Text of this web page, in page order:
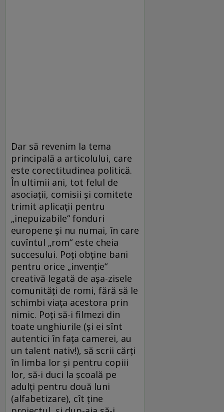
Dar să revenim la tema
principală a articolului, care
este corectitudinea politică.
În ultimii ani, tot felul de
asociații, comisii și comitete
trimit aplicații pentru
„inepuizabile“ fonduri
europene și nu numai, în care
cuvîntul „rom“ este cheia
succesului. Poți obține bani
pentru orice „invenție“
creativă legată de așa-zisele
comunități de romi, fără să le
schimbi viața acestora prin
nimic. Poți să-i filmezi din
toate unghiurile (și ei sînt
autentici în fața camerei, au
un talent nativ!), să scrii cărți
în limba lor și pentru copiii
lor, să-i duci la școală pe
adulți pentru două luni
(alfabetizare), cît ține